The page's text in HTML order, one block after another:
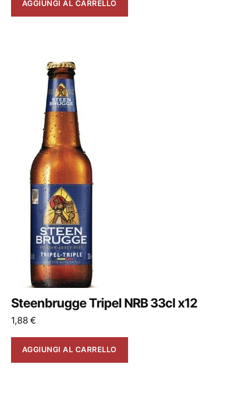
AGGIUNGI AL CARRELLO
Steenbrugge Tripel NRB 33cl x12
1,88€
AGGIUNGI AL CARRELLO